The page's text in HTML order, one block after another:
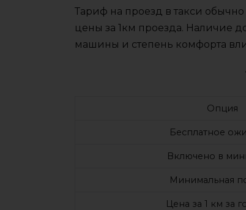
Тариф на проезд в такси
цены за 1км проезда. Наличие
машины и степень комфорта
Опция
Бесплатное
Включено в
Минимальная
Цена за 1 км за